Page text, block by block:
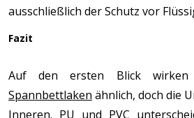
ausschließlich der Schutz vor
Fazit
Auf den ersten Blick
Spannbettlaken ähnlich, doch die
Inneren. PU und PVC